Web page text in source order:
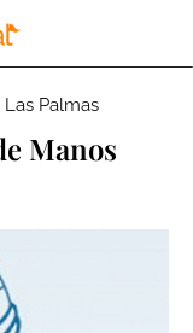
Palmas
Manos